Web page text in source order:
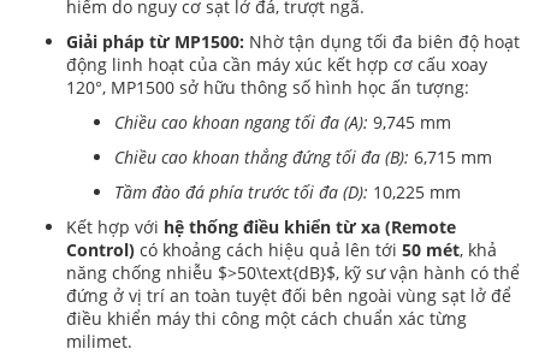
hiểm do nguy cơ sạt lở đá, trượt ngã.
Giải pháp từ MP1500: Nhờ tận dụng tối đa biên độ hoạt
động linh hoạt của cần máy xúc kết hợp cơ cấu xoay
120°, MP1500 sở hữu thông số hình học ấn tượng:
Chiều cao khoan ngang tối đa (A): 9,745 mm
Chiều cao khoan thẳng đứng tối đa (B): 6,715 mm
Tầm đào đá phía trước tối đa (D): 10,225 mm
Kết hợp với hệ thống điều khiển từ xa (Remote
Control) có khoảng cách hiệu quả lên tới 50 mét, khả
năng chống nhiễu $>50\text{dB}$, kỹ sư vận hành có thể
đứng ở vị trí an toàn tuyệt đối bên ngoài vùng sạt lở để
điều khiển máy thi công một cách chuẩn xác từng
milimet.